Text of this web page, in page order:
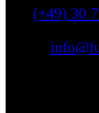
(+49) 30